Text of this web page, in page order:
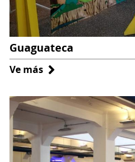
Guaguateca
Ve más sobre